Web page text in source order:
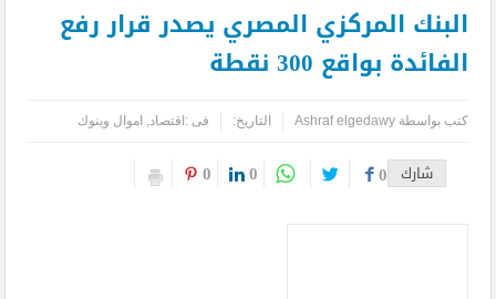
البنك المركزي المصري يصدر قرار رفع
الفائدة بواقع 300 نقطة
كتب بواسطةAshraf elgedawy التاريخ: فى :اقتصاد اموال وبنوك
شارك 0
0
0